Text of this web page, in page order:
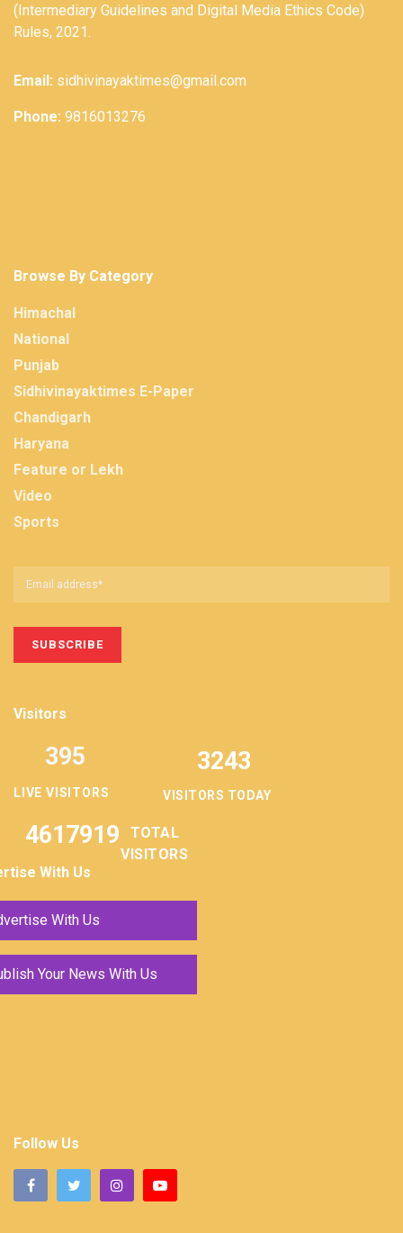
(Intermediary Guidelines and Digital Media Ethics Code)
Rules, 2021.
Email: sidhivinayaktimes@gmail.com
Phone: 9816013276
Browse By Category
Himachal
National
Punjab
Sidhivinayaktimes E-Paper
Chandigarh
Haryana
Feature or Lekh
Video
Sports
Visitors
LIVE VISITORS
395 3243
VISITORS TODAY
4617919
TOTAL
VISITORS
With Us
With Us
Your News With Us
Follow Us